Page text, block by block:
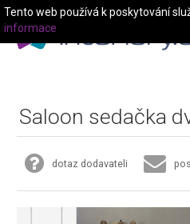
Saloon sedačka
dotaz dodavateli
Tento web používá k poskytování
informace